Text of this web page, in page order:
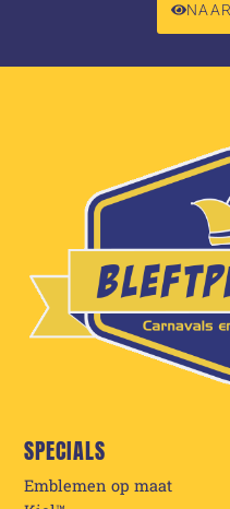
SPECIALS
Emblemen op maat